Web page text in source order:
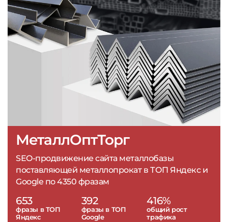
МеталлОптТорг
SEO-продвижение сайта металлобазы
поставляющей металлопрокат в ТОП Яндекс и
Google по 4350 фразам
653
фразы в ТОП
Яндекс
392
фразы в ТОП
Google
416%
общий рост
трафика